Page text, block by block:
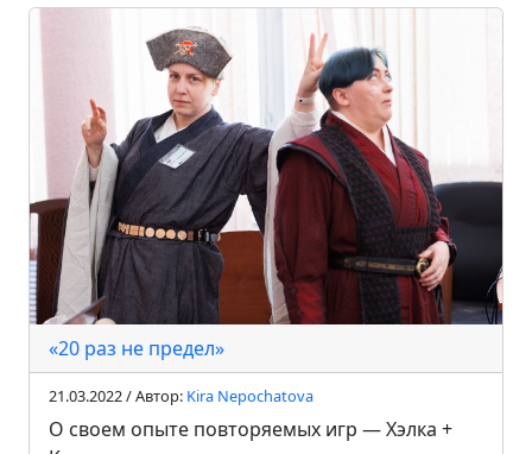
«20 раз не предел»
21.03.2022 / Автор: Kira Nepochatova
О своем опыте повторяемых игр — Хэлка +